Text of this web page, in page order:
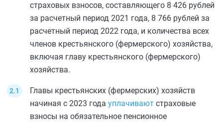
страховых взносов, составляющего 8 426 рублей
за расчетный период 2021 года, 8 766 рублей за
расчетный период 2022 года, и количества всех
членов крестьянского (фермерского) хозяйства,
включая главу крестьянского (фермерского)
хозяйства.
Главы крестьянских (фермерских) хозяйств
начиная с 2023 года уплачивают страховые
взносы на обязательное пенсионное